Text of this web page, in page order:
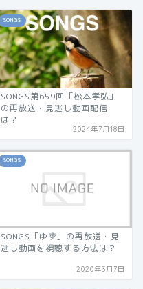
SONGS
SONGS第659回「松本孝弘」
の再放送・見逃し動画配信
は？
2024年7月18日
SONGS
SONGS「ゆず」の再放送・見
逃し動画を視聴する方法は？
2020年3月7日